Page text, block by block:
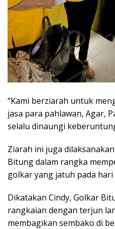
“Kami berziarah untuk
jasa para pahlawan, Agar,
selalu dinaungi
Ziarah ini juga
Bitung dalam rangka
golkar yang jatuh pada hari
Dikatakan Cindy, Golkar
rangkaian dengan terjun
membagikan sembako di